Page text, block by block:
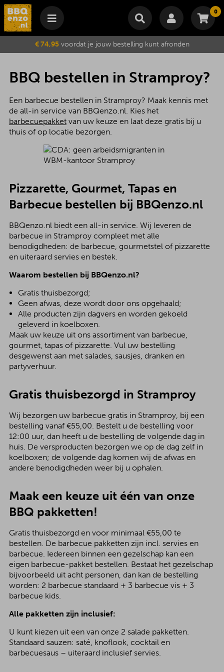
0
Winkelmand
Je winkelwagen is momenteel leeg.
Subtotaal €
Wijzig winkelmand
€ 74,95voordat je jouw bestelling kunt afronden
BBQ bestellen in Stramproy?
Een barbecue bestellen in Stramproy? Maak kennis met
de all-in service van BBQenzo.nl. Kies het
barbecuepakketvan uw keuze en laat deze gratis bij u
thuis of op locatie bezorgen.
Pizzarette, Gourmet, Tapas en
Barbecue bestellen bij BBQenzo.nl
BBQenzo.nl biedt een all-in service. Wij leveren de
barbecue in Stramproy compleet met alle
benodigdheden: de barbecue, gourmetstel of pizzarette
en uiteraard servies en bestek.
Waarom bestellen bij BBQenzo.nl?
Gratis thuisbezorgd;
Geen afwas, deze wordt door ons opgehaald;
Alle producten zijn dagvers en worden gekoeld
geleverd in koelboxen.
Maak uw keuze uit ons assortiment van barbecue,
gourmet, tapas of pizzarette. Vul uw bestelling
desgewenst aan met salades, sausjes, dranken en
partyverhuur.
Gratis thuisbezorgd in Stramproy
Wij bezorgen uw barbecue gratis in Stramproy, bij een
bestelling vanaf €55,00. Bestelt u de bestelling voor
12:00 uur, dan heeft u de bestelling de volgende dag in
huis. De versproducten bezorgen we op de dag zelf in
koelboxen; de volgende dag komen wij de afwas en
andere benodigdheden weer bij u ophalen.
Maak een keuze uit één van onze
BBQ pakketten!
Gratis thuisbezorgd en voor minimaal €55,00 te
bestellen. De barbecue pakketten zijn incl. servies en
barbecue. Iedereen binnen een gezelschap kan een
eigen barbecue-pakket bestellen. Bestaat het gezelschap
bijvoorbeeld uit acht personen, dan kan de bestelling
worden: 2 barbecue standaard + 3 barbecue vis + 3
barbecue kids.
Alle pakketten zijn inclusief:
U kunt kiezen uit een van onze 2 salade pakketten.
Standaard sauzen: saté, knoflook, cocktail en
barbecuesaus – uiteraard inclusief servies.